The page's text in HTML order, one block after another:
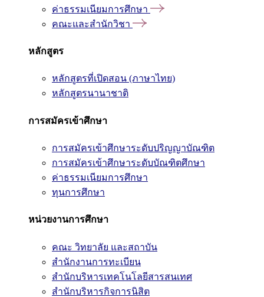
ค่าธรรมเนียมการศึกษา
คณะและสำนักวิชา
หลักสูตร
หลักสูตรที่เปิดสอน (ภาษาไทย)
หลักสูตรนานาชาติ
การสมัครเข้าศึกษา
การสมัครเข้าศึกษาระดับปริญญาบัณฑิต
การสมัครเข้าศึกษาระดับบัณฑิตศึกษา
ค่าธรรมเนียมการศึกษา
ทุนการศึกษา
หน่วยงานการศึกษา
คณะ วิทยาลัย และสถาบัน
สำนักงานการทะเบียน
สำนักบริหารเทคโนโลยีสารสนเทศ
สำนักบริหารกิจการนิสิต